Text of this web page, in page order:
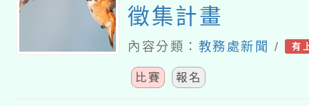
徵集計畫
內容分類： 教務處新聞 / 有
比賽 報名